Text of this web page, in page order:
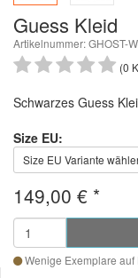
Guess Kleid
Artikelnummer: GHOST-
(0
Schwarzes Guess
Size EU:
Size EU Variante
149,00 € *
Wenige Exemplare auf